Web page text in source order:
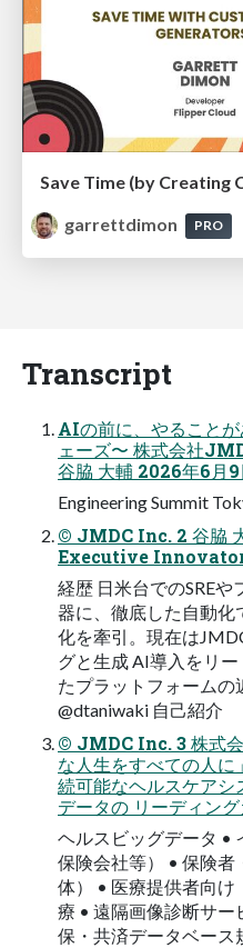
Save Time (by Creating
garrettdimon
PRO
Transcript
AIの前に、やること
ェーズ〜 株式会社
谷脇 大輔 2026年6月
Engineering Summit
© JMDC Inc. 2 谷脇
Executive
経歴 日米台でのSRE
器に、徹底した自動化
化を牽引。現在は
グと生成 AI導入をリ
たプラットフォームの
@dtaniwaki 自己紹介
© JMDC Inc. 3 株式
な人生をすべての人
続可能なヘルスケア
データの リーディン
ヘルスビッグデータ •
保険会社等） • 保険
体） • 医療提供者向け
療 • 遠隔画像診断サー
保・共済データベース